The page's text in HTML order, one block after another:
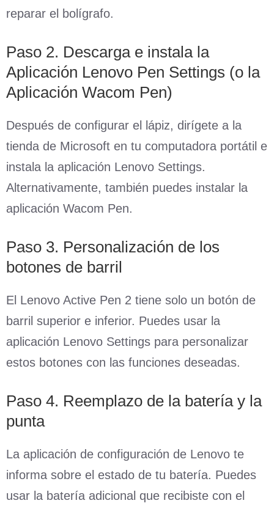
reparar el bolígrafo.
Paso 2. Descarga e instala la
Aplicación Lenovo Pen Settings (o la
Aplicación Wacom Pen)
Después de configurar el lápiz, dirígete a la
tienda de Microsoft en tu computadora portátil e
instala la aplicación Lenovo Settings.
Alternativamente, también puedes instalar la
aplicación Wacom Pen.
Paso 3. Personalización de los
botones de barril
El Lenovo Active Pen 2 tiene solo un botón de
barril superior e inferior. Puedes usar la
aplicación Lenovo Settings para personalizar
estos botones con las funciones deseadas.
Paso 4. Reemplazo de la batería y la
punta
La aplicación de configuración de Lenovo te
informa sobre el estado de tu batería. Puedes
usar la batería adicional que recibiste con el